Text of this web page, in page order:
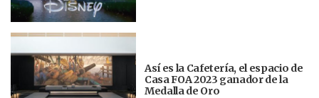
Así es la Cafetería, el espacio de
Casa FOA 2023 ganador de la
Medalla de Oro